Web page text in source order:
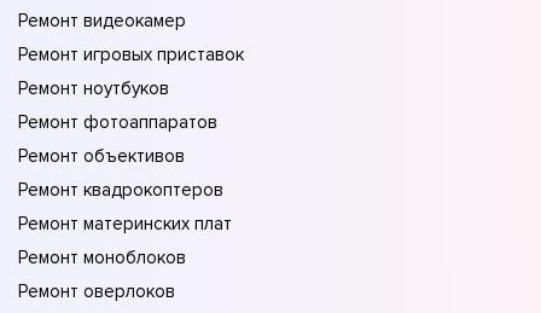
Ремонт видеокамер
Ремонт игровых приставок
Ремонт ноутбуков
Ремонт фотоаппаратов
Ремонт объективов
Ремонт квадрокоптеров
Ремонт материнских плат
Ремонт моноблоков
Ремонт оверлоков